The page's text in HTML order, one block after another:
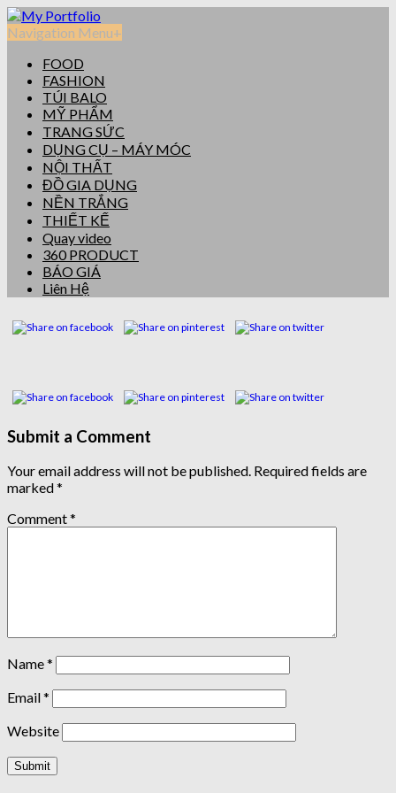
Navigation Menu+
FOOD
FASHION
TÚI BALO
MỸ PHẨM
TRANG SỨC
DỤNG CỤ – MÁY MÓC
NỘI THẤT
ĐỒ GIA DỤNG
NỀN TRẮNG
THIẾT KẾ
Quay video
360 PRODUCT
BÁO GIÁ
Liên Hệ
Submit a Comment
Your email address will not be published. Required fields are
marked*
Comment*
Name*
Email*
Website